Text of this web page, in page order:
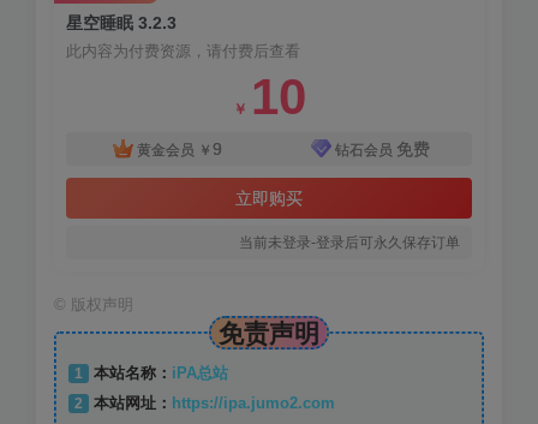
星空睡眠 3.2.3
此内容为付费资源，请付费后查看
￥ 10
黄金会员 ￥ 9 钻石会员 免费
立即购买
当前未登录-登录后可永久保存订单
© 版权声明
免责声明
1 本站名称： iPA总站
2
本站网址： https://ipa.jumo2.com